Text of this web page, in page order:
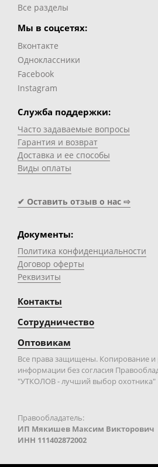
Все разделы
Мы в соцсетях:
Вконтакте
Одноклассники
Facebook
Instagram
Служба поддержки:
Часто задаваемые вопросы
Гарантия и возврат
Доставка и ее способы
Виды оплаты
✔ Оставить отзыв о нас ⇨
Документы:
Политика конфиденциальности
Договор оферты
Реквизиты
Контакты
Сотрудничество
Оптовикам
Все права защищены. Копирование и
информации без согласия
"УТКОЛОВ - лучший выбор охотника"
Правообладатель:
ИП Мякишев Максим Викторович
ИНН 111402872002